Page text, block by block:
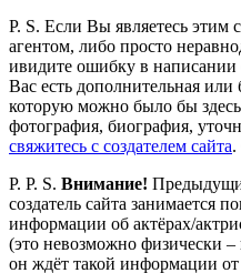
P. S. Если Вы являетесь этим
агентом, либо просто
ивидите ошибку в
Вас есть дополнительная
которую можно было бы
фотография, биография,
свяжитесь с создателем сайта.
P. P. S. Внимание!
создатель сайта занимается
информации об актёрах/
(это невозможно физически –
он ждёт такой информации